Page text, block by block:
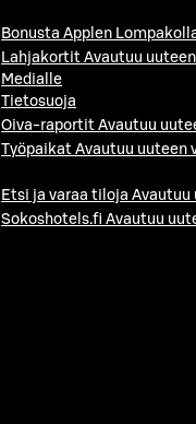
Bonusta Applen
Lahjakortit Avautuu
Medialle
Tietosuoja
Oiva-raportit Avautuu
Työpaikat Avautuu uuteen
Etsi ja varaa tiloja Avautuu
Sokoshotels.fi Avautuu